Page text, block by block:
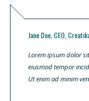
Jane Doe, CEO,
Lorem ipsum dolor
eiusmod tempor
Ut enim ad minim